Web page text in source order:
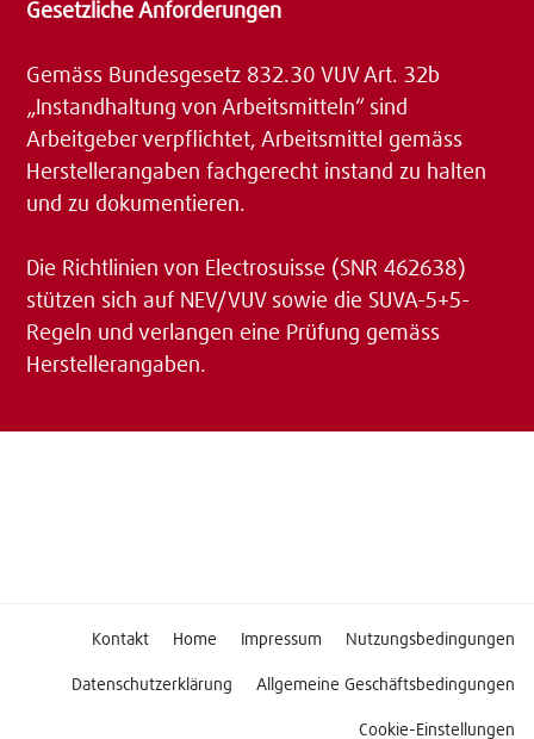
Gesetzliche Anforderungen
Gemäss Bundesgesetz 832.30 VUV Art. 32b
„Instandhaltung von Arbeitsmitteln“ sind
Arbeitgeber verpflichtet, Arbeitsmittel gemäss
Herstellerangaben fachgerecht instand zu halten
und zu dokumentieren.
Die Richtlinien von Electrosuisse (SNR 462638)
stützen sich auf NEV/VUV sowie die SUVA-5+5-
Regeln und verlangen eine Prüfung gemäss
Herstellerangaben.
Kontakt Home Impressum Nutzungsbedingungen
Datenschutzerklärung Allgemeine Geschäftsbedingungen
Cookie-Einstellungen